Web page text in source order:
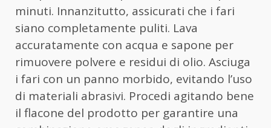
minuti. Innanzitutto, assicurati che i fari
siano completamente puliti. Lava
accuratamente con acqua e sapone per
rimuovere polvere e residui di olio. Asciuga
i fari con un panno morbido, evitando l’uso
di materiali abrasivi. Procedi agitando bene
il flacone del prodotto per garantire una